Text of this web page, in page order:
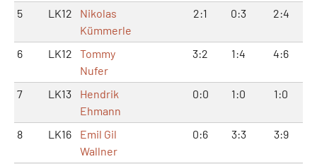
5
LK12
Nikolas
Kümmerle
2:1 0:3 2:4
6 LK12
Tommy
Nufer
3:2 1:4 4:6
7 LK13
Hendrik
Ehmann
0:0 1:0 1:0
8 LK16
Emil Gil
Wallner
0:6 3:3 3:9